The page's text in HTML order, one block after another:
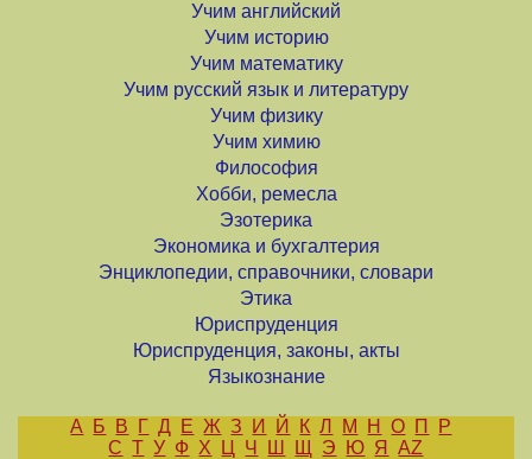
Учим английский
Учим историю
Учим математику
Учим русский язык и литературу
Учим физику
Учим химию
Философия
Хобби, ремесла
Эзотерика
Экономика и бухгалтерия
Энциклопедии, справочники, словари
Этика
Юриспруденция
Юриспруденция, законы, акты
Языкознание
А Б В Г Д Е Ж З И Й К Л М Н О П
Р
С Т У Ф Х Ц Ч Ш Щ Э Ю Я AZ